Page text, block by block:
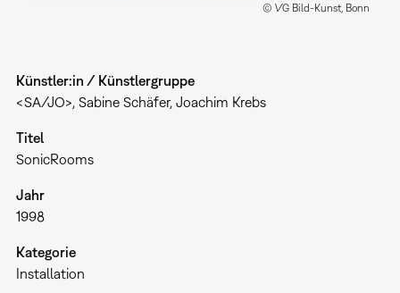
© VG Bild-Kunst, Bonn
Künstler:in / Künstlergruppe
<SA/JO>, Sabine Schäfer, Joachim Krebs
Titel
SonicRooms
Jahr
1998
Kategorie
Installation